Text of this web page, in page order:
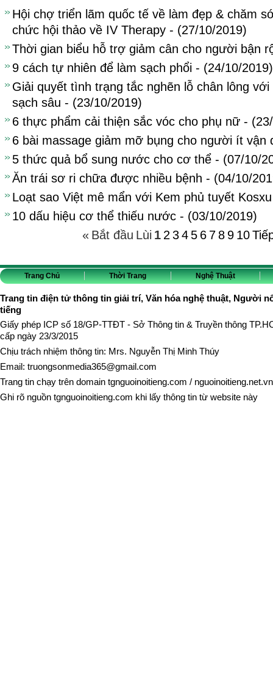
Hội chợ triển lãm quốc tế về làm đẹp & chăm
chức hội thảo về IV Therapy - (27/10/2019)
Thời gian biểu hỗ trợ giảm cân cho người bận
9 cách tự nhiên để làm sạch phổi - (24/10/2019)
Giải quyết tình trạng tắc nghẽn lỗ chân lông
sạch sâu - (23/10/2019)
6 thực phẩm cải thiện sắc vóc cho phụ nữ -
6 bài massage giảm mỡ bụng cho người ít vận
5 thức quả bổ sung nước cho cơ thể - (07/10/
Ăn trái sơ ri chữa được nhiều bệnh - (04/10/
Loạt sao Việt mê mẩn với Kem phủ tuyết
10 dấu hiệu cơ thể thiếu nước - (03/10/2019)
« Bắt đầu Lùi 1 2 34 5 6 7 8 9 10
Trang Chủ Thời Trang Nghệ Thuật
Trang tin điện tử thông tin giải trí, Văn hóa nghệ thuật, Người
tiếng
Giấy phép ICP số 18/GP-TTĐT - Sở Thông tin & Truyền thông
cấp ngày 23/3/2015
Chịu trách nhiệm thông tin: Mrs. Nguyễn Thị Minh Thúy
Email: truongsonmedia365@gmail.com
Trang tin chạy trên domain tgnguoinoitieng.com / nguoinoitieng.net.vn
Ghi rõ nguồn tgnguoinoitieng.com khi lấy thông tin từ website này